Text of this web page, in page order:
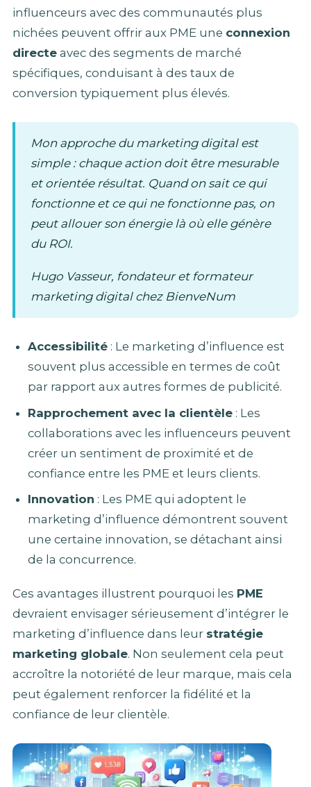
influenceurs avec des communautés plus
nichées peuvent offrir aux PME une connexion
directe avec des segments de marché
spécifiques, conduisant à des taux de
conversion typiquement plus élevés.
Mon approche du marketing digital est
simple : chaque action doit être mesurable
et orientée résultat. Quand on sait ce qui
fonctionne et ce qui ne fonctionne pas, on
peut allouer son énergie là où elle génère
du ROI.
Hugo Vasseur, fondateur et formateur
marketing digital chez BienveNum
Accessibilité: Le marketing d’influence est
souvent plus accessible en termes de coût
par rapport aux autres formes de publicité.
Rapprochement avec la clientèle: Les
collaborations avec les influenceurs peuvent
créer un sentiment de proximité et de
confiance entre les PME et leurs clients.
Innovation : Les PME qui adoptent le
marketing d’influence démontrent souvent
une certaine innovation, se détachant ainsi
de la concurrence.
Ces avantages illustrent pourquoi les PME
devraient envisager sérieusement d’intégrer le
marketing d’influence dans leur stratégie
marketing globale. Non seulement cela peut
accroître la notoriété de leur marque, mais cela
peut également renforcer la fidélité et la
confiance de leur clientèle.